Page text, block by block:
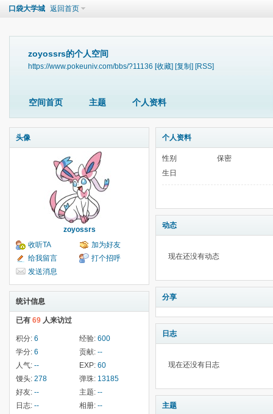
口袋大学城 返回首页
zoyossrs的个人空间
https://www.pokeuniv.com/bbs/?11136 [收藏] [复制] [RSS]
空间首页 主题 个人资料
头像
zoyossrs
收听TA
加为好友
给我留言
打个招呼
发送消息
统计信息
已有 69 人来访过
积分: 6 经验: 600
学分: 6 贡献: --
人气: -- EXP: 60
馒头: 278 弹珠: 13185
好友: -- 主题: --
日志: -- 相册: --
个人资料
性别
保密
生日
动态
现在还没有动态
分享
日志
现在还没有日志
主题